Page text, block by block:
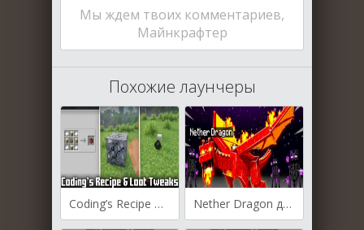
Мы ждем твоих комментариев,
Майнкрафтер
Похожие лаунчеры
Coding’s Recipe & Loot Tweaks для Майнкрафт [1.20.4, 1.20.1] Nether Dragon для Майнкрафт [1.19.2, 1.18.2, 1.17.1]